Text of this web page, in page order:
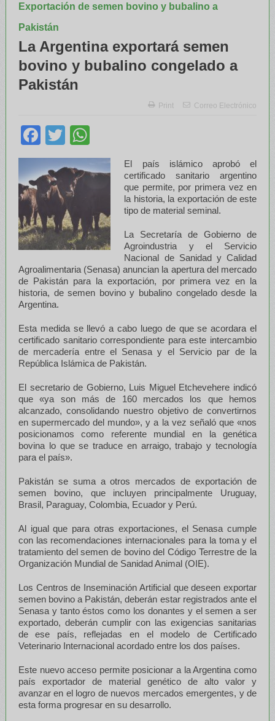
Exportación de semen bovino y bubalino a
Pakistán
La Argentina exportará semen
bovino y bubalino congelado a
Pakistán
Print Correo Electrónico
Facebook
Twitter
El país islámico aprobó el
certificado sanitario argentino
que permite, por primera vez en
la historia, la exportación de este
tipo de material seminal.
La Secretaría de Gobierno de
Agroindustria y el Servicio
Nacional de Sanidad y Calidad
Agroalimentaria (Senasa) anuncian la apertura del mercado
de Pakistán para la exportación, por primera vez en la
historia, de semen bovino y bubalino congelado desde la
Argentina.
Esta medida se llevó a cabo luego de que se acordara el
certificado sanitario correspondiente para este intercambio
de mercadería entre el Senasa y el Servicio par de la
República Islámica de Pakistán.
El secretario de Gobierno, Luis Miguel Etchevehere indicó
que «ya son más de 160 mercados los que hemos
alcanzado, consolidando nuestro objetivo de convertirnos
en supermercado del mundo», y a la vez señaló que «nos
posicionamos como referente mundial en la genética
bovina lo que se traduce en arraigo, trabajo y tecnología
para el país».
Pakistán se suma a otros mercados de exportación de
semen bovino, que incluyen principalmente Uruguay,
Brasil, Paraguay, Colombia, Ecuador y Perú.
Al igual que para otras exportaciones, el Senasa cumple
con las recomendaciones internacionales para la toma y el
tratamiento del semen de bovino del Código Terrestre de la
Organización Mundial de Sanidad Animal (OIE).
Los Centros de Inseminación Artificial que deseen exportar
semen bovino a Pakistán, deberán estar registrados ante el
Senasa y tanto éstos como los donantes y el semen a ser
exportado, deberán cumplir con las exigencias sanitarias
de ese país, reflejadas en el modelo de Certificado
Veterinario Internacional acordado entre los dos países.
Este nuevo acceso permite posicionar a la Argentina como
país exportador de material genético de alto valor y
avanzar en el logro de nuevos mercados emergentes, y de
esta forma progresar en su desarrollo.